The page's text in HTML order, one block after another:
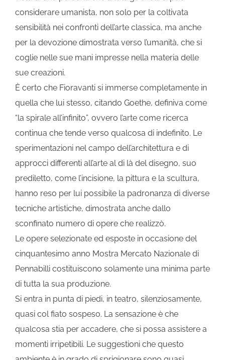
considerare umanista, non solo per la coltivata
sensibilità nei confronti dell’arte classica, ma anche
per la devozione dimostrata verso l’umanità, che si
coglie nelle sue mani impresse nella materia delle
sue creazioni.
È certo che Fioravanti si immerse completamente in
quella che lui stesso, citando Goethe, definiva come
“la spirale all’infinito”, ovvero l’arte come ricerca
continua che tende verso qualcosa di indefinito. Le
sperimentazioni nel campo dell’architettura e di
approcci differenti all’arte al di là del disegno, suo
prediletto, come l’incisione, la pittura e la scultura,
hanno reso per lui possibile la padronanza di diverse
tecniche artistiche, dimostrata anche dallo
sconfinato numero di opere che realizzò.
Le opere selezionate ed esposte in occasione del
cinquantesimo anno Mostra Mercato Nazionale di
Pennabilli costituiscono solamente una minima parte
di tutta la sua produzione.
Si entra in punta di piedi, in teatro, silenziosamente,
quasi col fiato sospeso. La sensazione è che
qualcosa stia per accadere, che si possa assistere a
momenti irripetibili. Le suggestioni che questo